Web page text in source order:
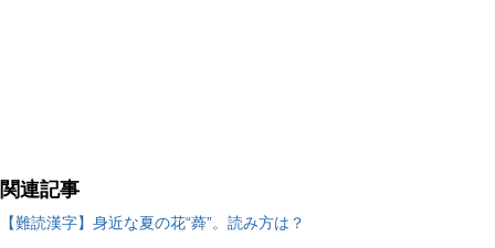
関連記事
【難読漢字】身近な夏の花“蕣”。読み方は？